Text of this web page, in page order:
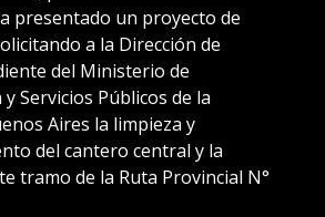
presentado un proyecto de
a la Dirección de
del Ministerio de
Servicios Públicos de la
Aires la limpieza y
del cantero central y la
tramo de la Ruta Provincial N°